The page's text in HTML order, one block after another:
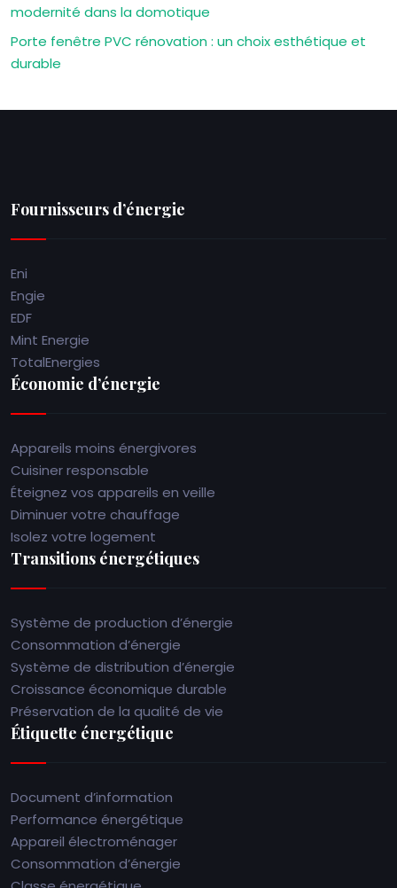
modernité dans la domotique
Porte fenêtre PVC rénovation : un choix esthétique et
durable
Fournisseurs d’énergie
Eni
Engie
EDF
Mint Energie
TotalEnergies
Économie d’énergie
Appareils moins énergivores
Cuisiner responsable
Éteignez vos appareils en veille
Diminuer votre chauffage
Isolez votre logement
Transitions énergétiques
Système de production d’énergie
Consommation d’énergie
Système de distribution d’énergie
Croissance économique durable
Préservation de la qualité de vie
Étiquette énergétique
Document d’information
Performance énergétique
Appareil électroménager
Consommation d’énergie